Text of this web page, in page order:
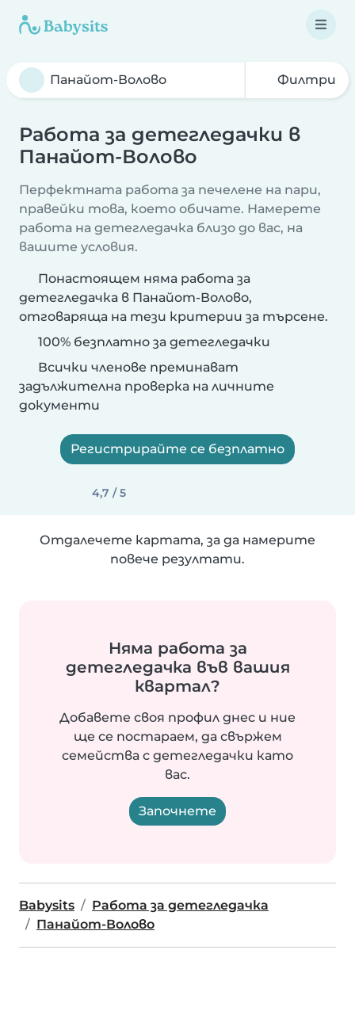
Филтри
Работа за детегледачки в
Панайот-Волово
Перфектната работа за печелене на пари,
правейки това, което обичате. Намерете
работа на детегледачка близо до вас, на
вашите условия.
Понастоящем няма работа за
детегледачка в Панайот-Волово,
отговаряща на тези критерии за търсене.
100% безплатно за детегледачки
Всички членове преминават
задължителна проверка на личните
документи
Регистрирайте се безплатно
4,7 / 5
Отдалечете картата, за да намерите
повече резултати.
Няма работа за
детегледачка във вашия
квартал?
Добавете своя профил днес и ние
ще се постараем, да свържем
семейства с детегледачки като
вас.
Започнете
Babysits
Работа за детегледачка
Панайот-Волово